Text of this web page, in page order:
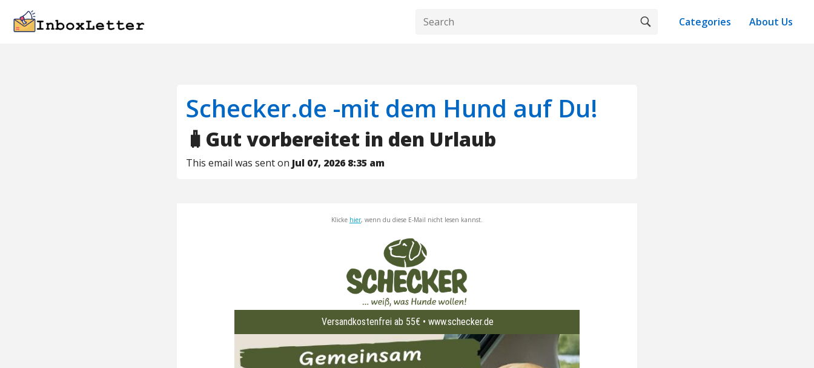
About Us
Categories
Schecker.de -mit dem Hund auf Du!
🧳Gut vorbereitet in den Urlaub
This email was sent on Jul 07, 2026 8:35 am